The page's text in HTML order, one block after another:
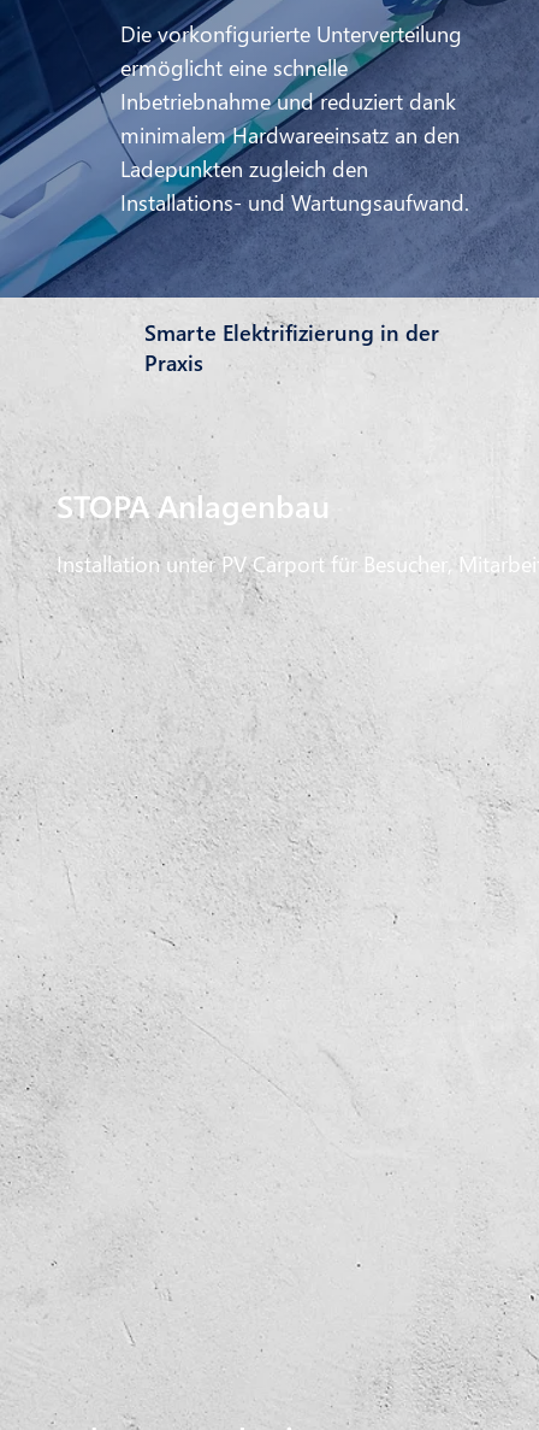
Die vorkonfigurierte Unterverteilung
ermöglicht eine schnelle
Inbetriebnahme und reduziert dank
minimalem Hardwareeinsatz an den
Ladepunkten zugleich den
Installations- und Wartungsaufwand.
Smarte Elektrifizierung in der
Praxis
STOPA Anlagenbau
Installation unter PV Carport für Besucher,